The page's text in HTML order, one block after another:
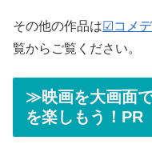
その他の作品は☑コメデ
覧からご覧ください。
≫映画を大画面
を楽しもう！PR